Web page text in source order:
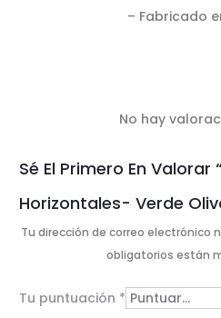
– Fabricado
V
a
l
r
No hay
Sé El Primero En Valorar
Horizontales- Verde
Tu dirección de correo electrónico
obligatorios están
Tu puntuación *